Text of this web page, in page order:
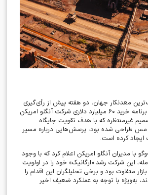
معدنکار جهان، دو هفته پیش از رأی‌گیری
خرید ۶۰میلیارد دلاری شرکت آنگلو امریکن
غیرمنتظره که با هدف تقویت جایگاه
مس طراحی شده بود، پرسش‌هایی درباره مسیر
ایجاد کرده است.
با مدیران آنگلو امریکن اعلام کرد که با وجود
این شرکت رشد «ارگانیک» خود را در اولویت
متفاوت بود و برخی تحلیلگران این اقدام را
به‌ویژه با توجه به عملکرد ضعیف اخیر